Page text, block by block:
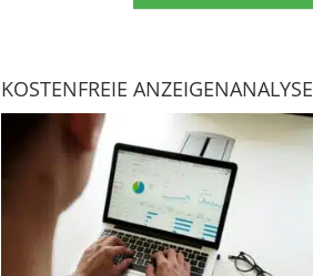
KOSTENFREIE ANZEIGENANALYSE